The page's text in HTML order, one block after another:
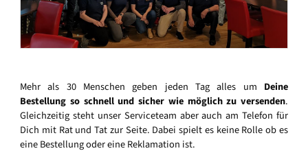
Mehr als 30 Menschen geben jeden Tag alles um Deine
Bestellung so schnell und sicher wie möglich zu versenden.
Gleichzeitig steht unser Serviceteam aber auch am Telefon für
Dich mit Rat und Tat zur Seite. Dabei spielt es keine Rolle ob es
eine Bestellung oder eine Reklamation ist.